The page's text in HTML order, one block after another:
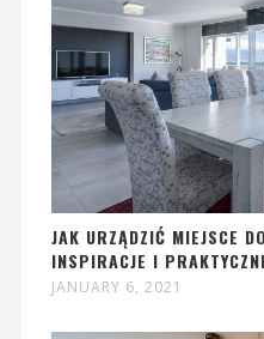
JAK URZĄDZIĆ MIEJSCE
INSPIRACJE I
JANUARY 6, 2021